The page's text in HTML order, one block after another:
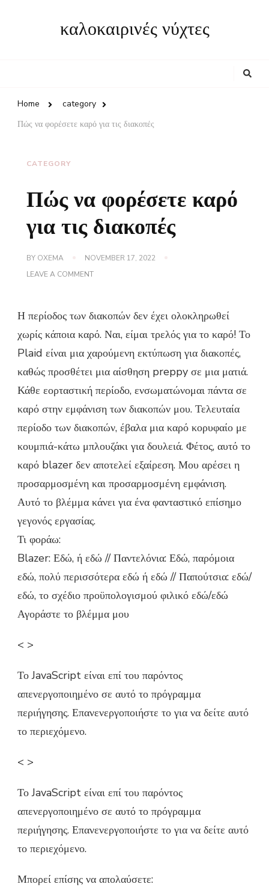
καλοκαιρινές νύχτες
Home
category
Πώς να φορέσετε καρό για τις διακοπές
CATEGORY
Πώς να φορέσετε καρό
για τις διακοπές
BY OXEMA
NOVEMBER 17, 2022
LEAVE A COMMENTON
ΚΑΡΌ
ΤΙΣ
Η περίοδος των διακοπών δεν έχει ολοκληρωθεί
χωρίς κάποια καρό. Ναι, είμαι τρελός για το καρό! Το
Plaid είναι μια χαρούμενη εκτύπωση για διακοπές,
καθώς προσθέτει μια αίσθηση preppy σε μια ματιά.
Κάθε εορταστική περίοδο, ενσωματώνομαι πάντα σε
καρό στην εμφάνιση των διακοπών μου. Τελευταία
περίοδο των διακοπών, έβαλα μια καρό κορυφαίο με
κουμπιά-κάτω μπλουζάκι για δουλειά. Φέτος, αυτό το
καρό blazer δεν αποτελεί εξαίρεση. Μου αρέσει η
προσαρμοσμένη και προσαρμοσμένη εμφάνιση.
Αυτό το βλέμμα κάνει για ένα φανταστικό επίσημο
γεγονός εργασίας.
Τι φοράω:
Blazer: Εδώ, ή εδώ // Παντελόνια: Εδώ, παρόμοια
εδώ, πολύ περισσότερα εδώ ή εδώ // Παπούτσια: εδώ/
εδώ, το σχέδιο προϋπολογισμού φιλικό εδώ/εδώ
Αγοράστε το βλέμμα μου
< >
Το JavaScript είναι επί του παρόντος
απενεργοποιημένο σε αυτό το πρόγραμμα
περιήγησης. Επανενεργοποιήστε το για να δείτε αυτό
το περιεχόμενο.
< >
Το JavaScript είναι επί του παρόντος
απενεργοποιημένο σε αυτό το πρόγραμμα
περιήγησης. Επανενεργοποιήστε το για να δείτε αυτό
το περιεχόμενο.
Μπορεί επίσης να απολαύσετε: